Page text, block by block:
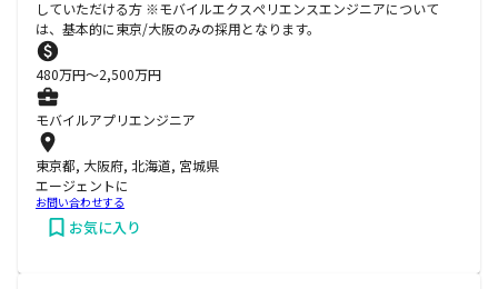
していただける方 ※モバイルエクスぺリエンスエンジニアについて
は、基本的に東京/大阪のみの採用となります。
480万円〜2,500万円
モバイルアプリエンジニア
東京都, 大阪府, 北海道, 宮城県
エージェントに
お問い合わせする
お気に入り